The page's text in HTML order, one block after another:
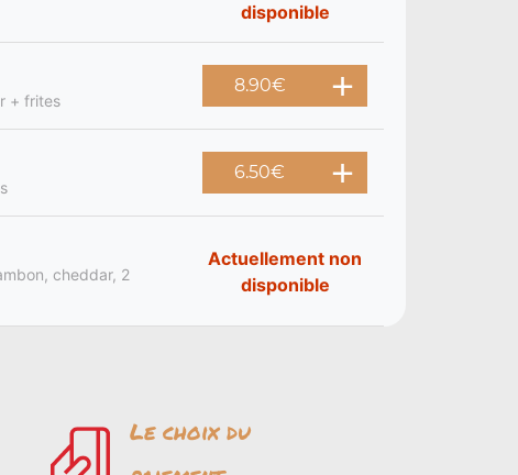
disponible
+ frites
8.90€
6.50€
cheddar, 2
Actuellement non
disponible
Le choix du